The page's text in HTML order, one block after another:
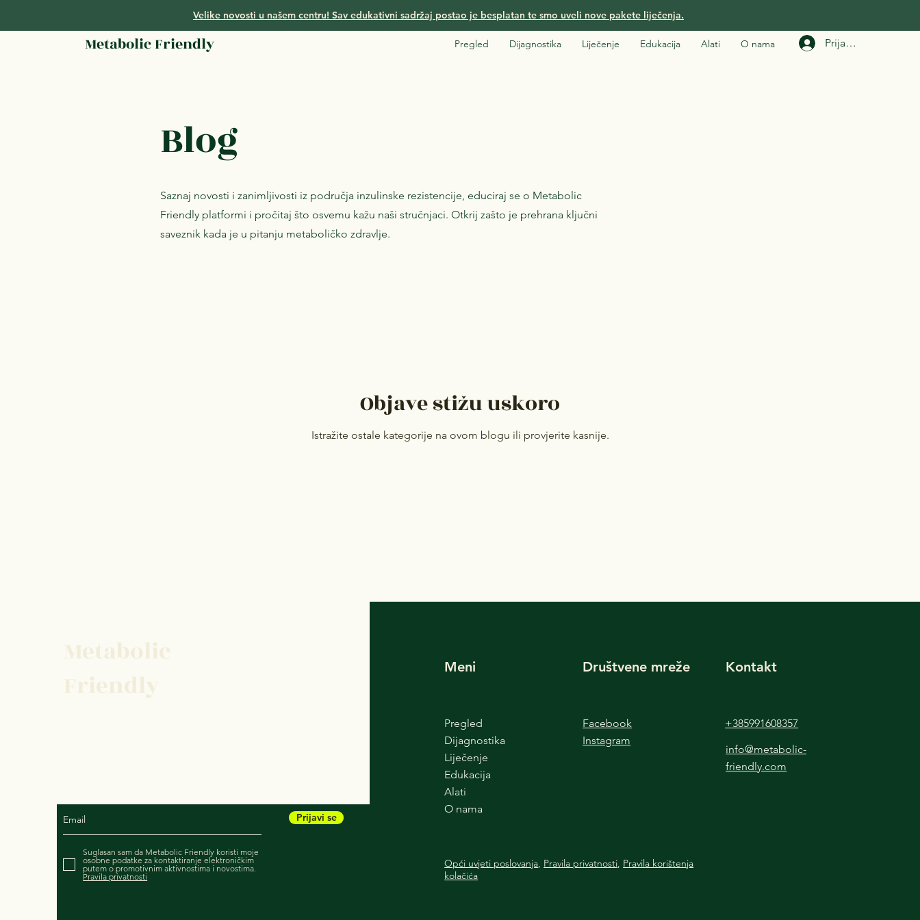
Metabolic Friendly Pregled Dijagnostika Liječenje Edukacija Alati O nama Prijavi se
Velike novosti u našem centru! Sav edukativni sadržaj postao je besplatan te smo uveli nove pakete liječenja.
Blog
Saznaj novosti i zanimljivosti iz područja inzulinske rezistencije, educiraj se o Metabolic
Friendly platformi i pročitaj što osvemu kažu naši stručnjaci. Otkrij zašto je prehrana ključni
saveznik kada je u pitanju metaboličko zdravlje.
Objave stižu uskoro
Istražite ostale kategorije na ovom blogu ili provjerite kasnije.
Metabolic
Friendly
Prijavi se
Suglasan sam da Metabolic Friendly koristi moje
osobne podatke za kontaktiranje elektroničkim
putem o promotivnim aktivnostima i novostima.
Pravila privatnosti
Meni
Pregled
Dijagnostika
Liječenje
Edukacija
Alati
O nama
Društvene mreže
Facebook
Instagram
Kontakt
info@metabolic-
friendly.com
+385991608357
Opći uvjeti poslovanja, Pravila privatnosti, Pravila korištenja
kolačića